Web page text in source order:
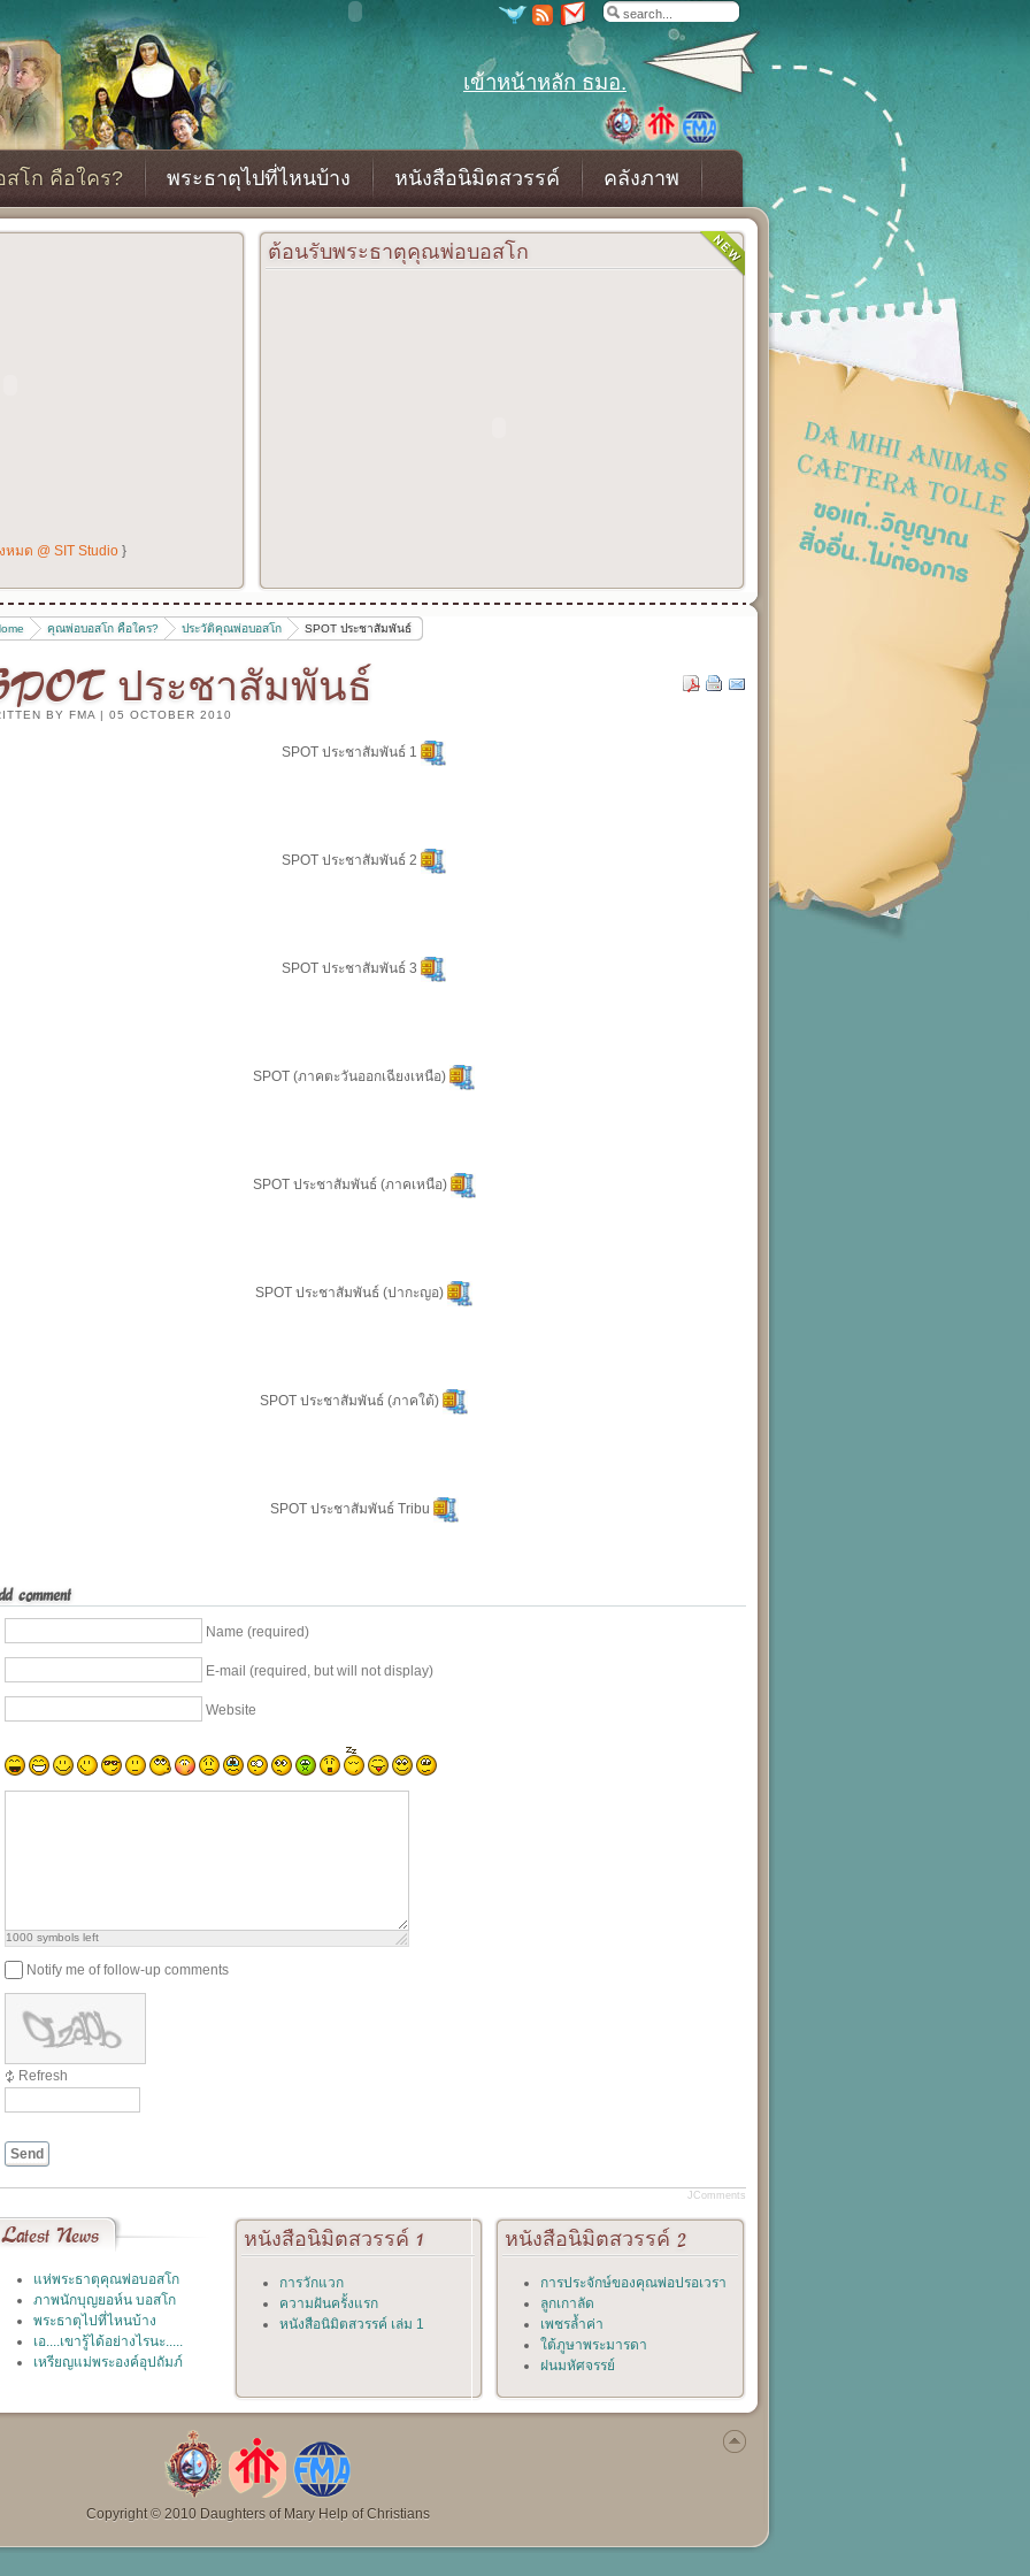
เข้าหน้าหลัก ธมอ.
โก คือใคร? พระธาตุไปที่ไหนบ้าง หนังสือนิมิตสวรรค์ คลังภาพ
มด @ SIT Studio }
ต้อนรับพระธาตุคุณพ่อบอสโก
คุณพ่อบอสโก คือใคร? ประวัติคุณพ่อบอสโก SPOT ประชาสัมพันธ์
ประชาสัมพันธ์
BY FMA | 05 OCTOBER 2010
SPOT ประชาสัมพันธ์ 1
SPOT ประชาสัมพันธ์ 2
SPOT ประชาสัมพันธ์ 3
SPOT (ภาคตะวันออกเฉียงเหนือ)
SPOT ประชาสัมพันธ์ (ภาคเหนือ)
SPOT ประชาสัมพันธ์ (ปากะญอ)
SPOT ประชาสัมพันธ์ (ภาคใต้)
SPOT ประชาสัมพันธ์ Tribu
comment
Name (required)
E-mail (required, but will not display)
Website
1000 symbols left
Notify me of follow-up comments
Refresh
Send
JComments
Latest News
แห่พระธาตุคุณพ่อบอสโก
ภาพนักบุญยอห์น บอสโก
พระธาตุไปที่ไหนบ้าง
เอ....เขารู้ได้อย่างไรนะ.....
เหรียญแม่พระองค์อุปถัมภ์
หนังสือนิมิตสวรรค์ 1
การวักแวก
ความฝันครั้งแรก
หนังสือนิมิตสวรรค์ เล่ม 1
หนังสือนิมิตสวรรค์ 2
การประจักษ์ของคุณพ่อปรอเวรา
ลูกเกาลัด
เพชรล้ำค่า
ใต้ภูษาพระมารดา
ฝนมหัศจรรย์
Copyright © 2010 Daughters of Mary Help of Christians